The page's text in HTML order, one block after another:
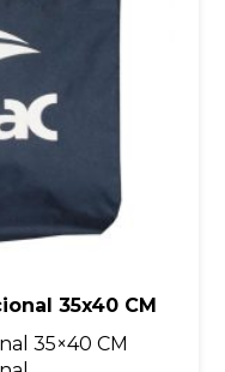
35x40 CM
35×40 CM